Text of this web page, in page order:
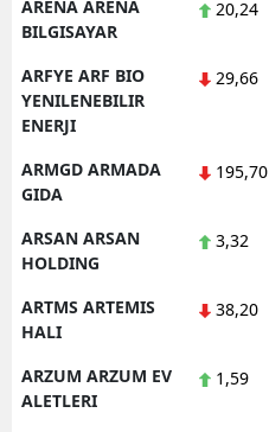
ARENA ARENA
BILGISAYAR
20,24
ARFYE ARF BIO
YENILENEBILIR
ENERJI
29,66
ARMGD ARMADA
GIDA
195,70
ARSAN ARSAN
HOLDING
3,32
ARTMS ARTEMIS
HALI
38,20
ARZUM ARZUM EV
ALETLERI
1,59